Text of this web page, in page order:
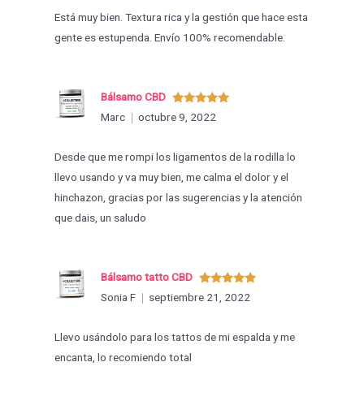
Está muy bien. Textura rica y la gestión que hace esta
gente es estupenda. Envío 100% recomendable.
Valorado
con5de 5
Bálsamo CBD
Marc
octubre 9, 2022
Desde que me rompi los ligamentos de la rodilla lo
llevo usando y va muy bien, me calma el dolor y el
hinchazon, gracias por las sugerencias y la atención
que dais, un saludo
Valorado
con 5de 5
Bálsamo tatto CBD
Sonia F
septiembre 21, 2022
Llevo usándolo para los tattos de mi espalda y me
encanta, lo recomiendo total